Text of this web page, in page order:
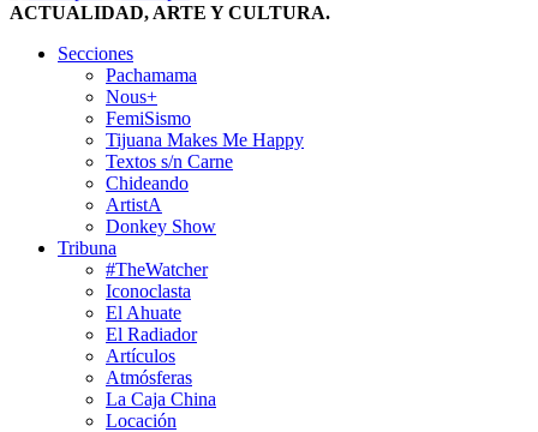
ACTUALIDAD, ARTE Y CULTURA.
Secciones
Pachamama
Nous+
FemiSismo
Tijuana Makes Me Happy
Textos s/n Carne
Chideando
ArtistA
Donkey Show
Tribuna
#TheWatcher
Iconoclasta
El Ahuate
El Radiador
Artículos
Atmósferas
La Caja China
Locación